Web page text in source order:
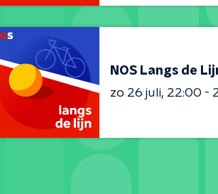
NOS Langs de
zo 26 juli 22:00 -